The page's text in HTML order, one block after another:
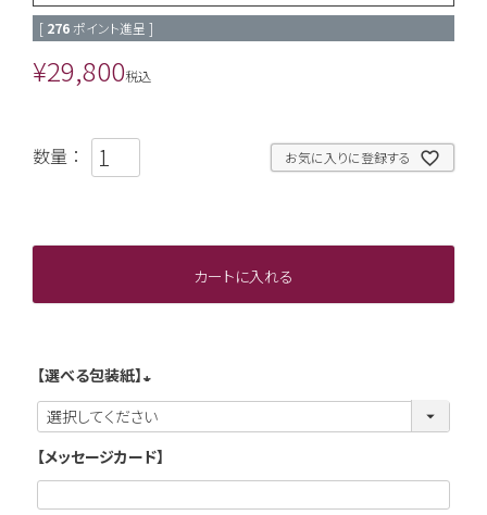
[ 276 ポイント進呈 ]
¥29,800税込
お気に入りに登録する
カートに入れる
【選べる包装紙】
(
必
須
)
【メッセージカード】